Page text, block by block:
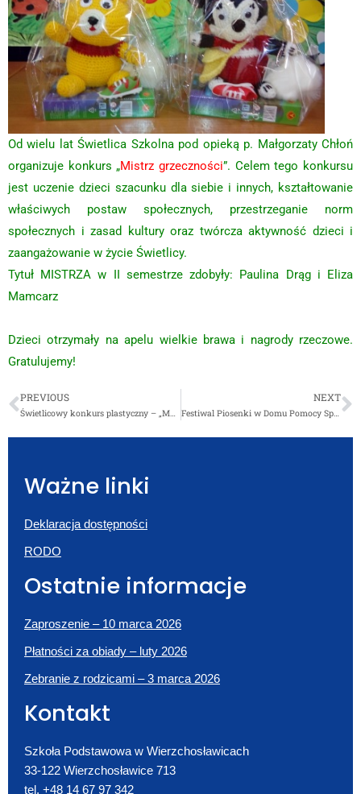
Od wielu lat Świetlica Szkolna pod opieką p. Małgorzaty Chłoń
organizuje konkurs „Mistrz grzeczności”. Celem tego konkursu
jest uczenie dzieci szacunku dla siebie i innych, kształtowanie
właściwych postaw społecznych, przestrzeganie norm
społecznych i zasad kultury oraz twórcza aktywność dzieci i
zaangażowanie w życie Świetlicy.
Tytuł MISTRZA w II semestrze zdobyły: Paulina Drąg i Eliza
Mamcarz
Dzieci otrzymały na apelu wielkie brawa i nagrody rzeczowe.
Gratulujemy!
PREVIOUS
Świetlicowy konkurs plastyczny – „Moje ulubione warzywo i owoc”
NEXT
Festiwal Piosenki w Domu Pomocy Społecznej w Tarnowie
Ważne linki
Deklaracja dostępności
RODO
Ostatnie informacje
Zaproszenie – 10 marca 2026
Płatności za obiady – luty 2026
Zebranie z rodzicami – 3 marca 2026
Kontakt
Szkoła Podstawowa w Wierzchosławicach
33-122 Wierzchosławice 713
tel. +48 14 67 97 342